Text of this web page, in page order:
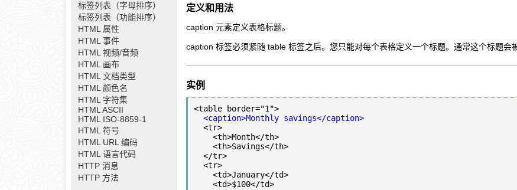
标签列表（字母排序）
标签列表（功能排序）
HTML 属性
HTML 事件
HTML 视频/音频
HTML 画布
HTML 文档类型
HTML 颜色名
HTML 字符集
HTML ASCII
HTML ISO-8859-1
HTML 符号
HTML URL 编码
HTML 语言代码
HTTP 消息
HTTP 方法
定义和用法
caption 元素定义表格标题。
caption 标签必须紧随 table 标签之后。您只能对每个表格定义一个标题。通常这个标题会
实例
<table border="1">
<caption>Monthly savings</caption>